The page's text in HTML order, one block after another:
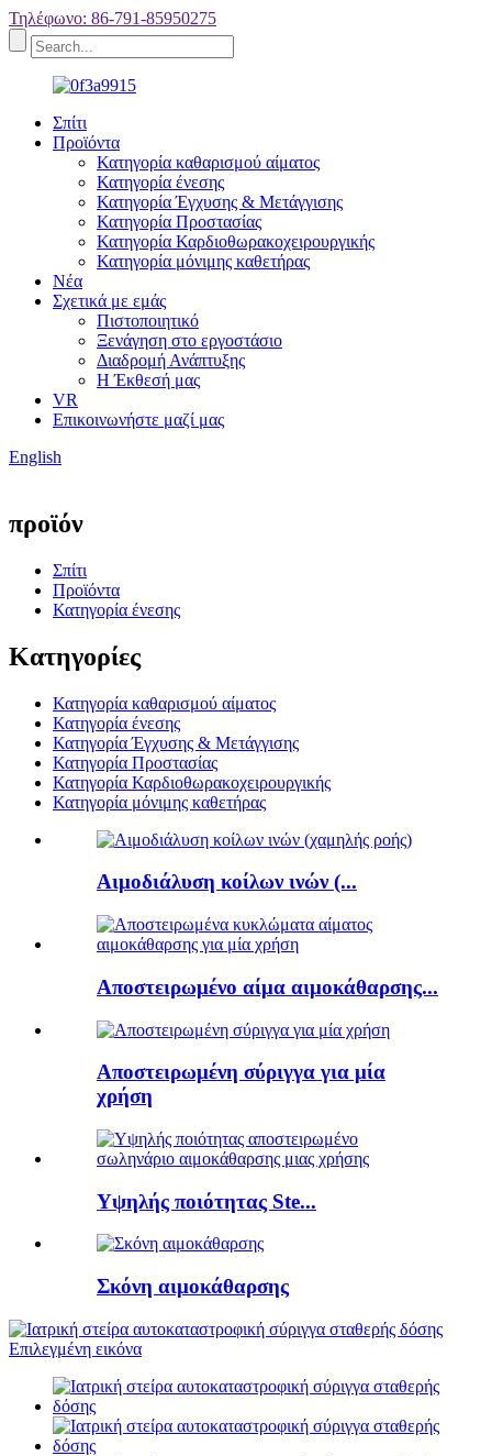
Τηλέφωνο: 86-791-85950275
Σπίτι
Προϊόντα
Κατηγορία καθαρισμού αίματος
Κατηγορία ένεσης
Κατηγορία Έγχυσης & Μετάγγισης
Κατηγορία Προστασίας
Κατηγορία Καρδιοθωρακοχειρουργικής
Κατηγορία μόνιμης καθετήρας
Νέα
Σχετικά με εμάς
Πιστοποιητικό
Ξενάγηση στο εργοστάσιο
Διαδρομή Ανάπτυξης
Η Έκθεσή μας
VR
Επικοινωνήστε μαζί μας
English
προϊόν
Σπίτι
Προϊόντα
Κατηγορία ένεσης
Κατηγορίες
Κατηγορία καθαρισμού αίματος
Κατηγορία ένεσης
Κατηγορία Έγχυσης & Μετάγγισης
Κατηγορία Προστασίας
Κατηγορία Καρδιοθωρακοχειρουργικής
Κατηγορία μόνιμης καθετήρας
Αιμοδιάλυση κοίλων ινών (...
Αποστειρωμένο αίμα αιμοκάθαρσης...
Αποστειρωμένη σύριγγα για μία
χρήση
Υψηλής ποιότητας Ste...
Σκόνη αιμοκάθαρσης